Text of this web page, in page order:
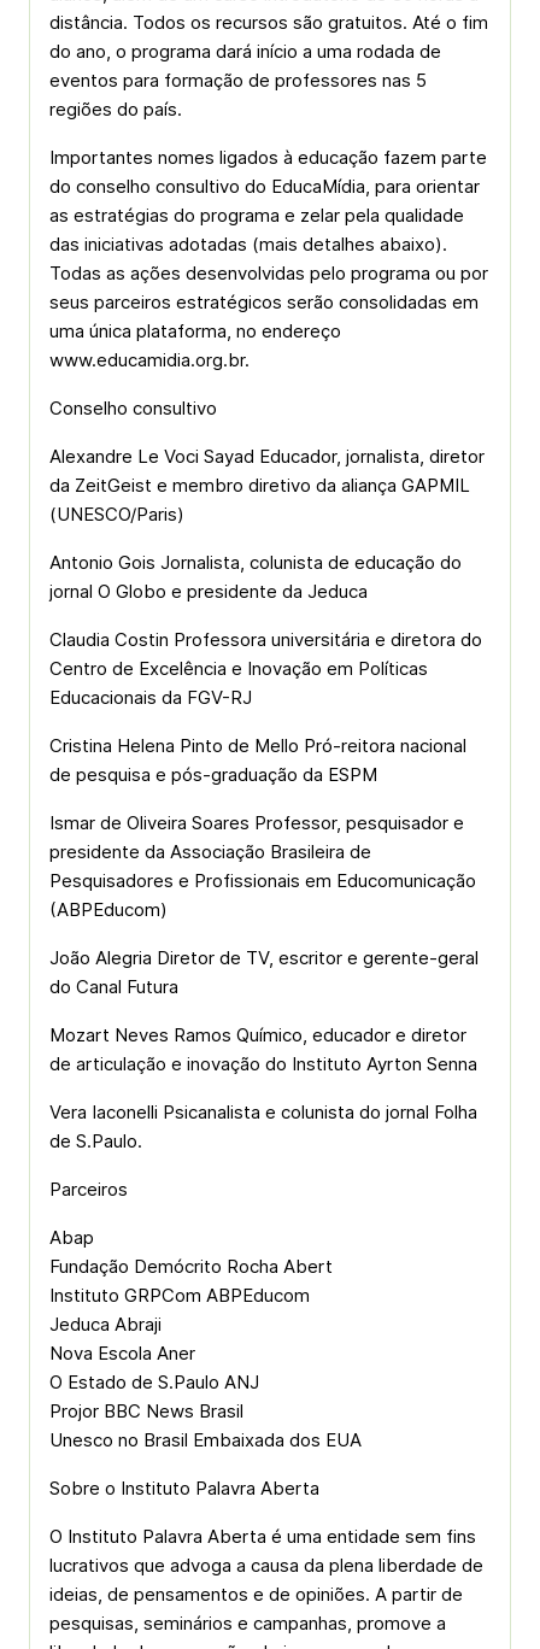
distância. Todos os recursos são gratuitos. Até o fim
do ano, o programa dará início a uma rodada de
eventos para formação de professores nas 5
regiões do país.
Importantes nomes ligados à educação fazem parte
do conselho consultivo do EducaMídia, para orientar
as estratégias do programa e zelar pela qualidade
das iniciativas adotadas (mais detalhes abaixo).
Todas as ações desenvolvidas pelo programa ou por
seus parceiros estratégicos serão consolidadas em
uma única plataforma, no endereço
www.educamidia.org.br.
Conselho consultivo
Alexandre Le Voci Sayad Educador, jornalista, diretor
da ZeitGeist e membro diretivo da aliança GAPMIL
(UNESCO/Paris)
Antonio Gois Jornalista, colunista de educação do
jornal O Globo e presidente da Jeduca
Claudia Costin Professora universitária e diretora do
Centro de Excelência e Inovação em Políticas
Educacionais da FGV-RJ
Cristina Helena Pinto de Mello Pró-reitora nacional
de pesquisa e pós-graduação da ESPM
Ismar de Oliveira Soares Professor, pesquisador e
presidente da Associação Brasileira de
Pesquisadores e Profissionais em Educomunicação
(ABPEducom)
João Alegria Diretor de TV, escritor e gerente-geral
do Canal Futura
Mozart Neves Ramos Químico, educador e diretor
de articulação e inovação do Instituto Ayrton Senna
Vera Iaconelli Psicanalista e colunista do jornal Folha
de S.Paulo.
Parceiros
Abap
Fundação Demócrito Rocha Abert
Instituto GRPCom ABPEducom
Jeduca Abraji
Nova Escola Aner
O Estado de S.Paulo ANJ
Projor BBC News Brasil
Unesco no Brasil Embaixada dos EUA
Sobre o Instituto Palavra Aberta
O Instituto Palavra Aberta é uma entidade sem fins
lucrativos que advoga a causa da plena liberdade de
ideias, de pensamentos e de opiniões. A partir de
pesquisas, seminários e campanhas, promove a